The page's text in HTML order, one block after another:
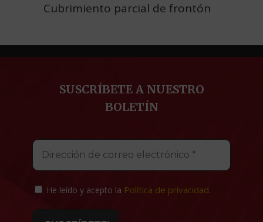
Cubrimiento parcial de frontón
SUSCRÍBETE A NUESTRO
BOLETÍN
He leído y acepto la Política de privacidad.